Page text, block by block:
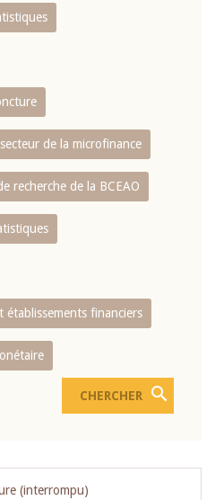
de la microfinance
recherche de la BCEAO
établissements financiers
(interrompu)